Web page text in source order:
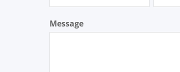
Message